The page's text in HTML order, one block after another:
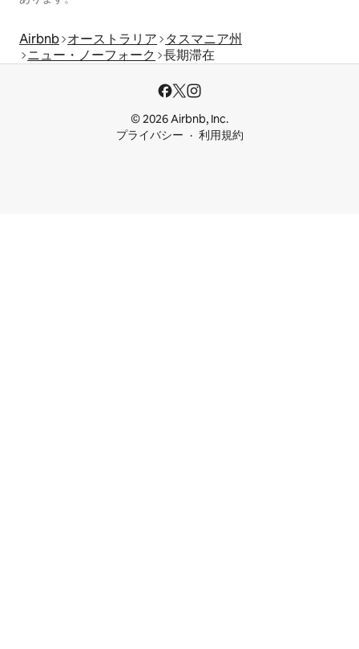
Airbnb オーストラリア
タスマニア州
ニュー・ノーフォーク
長期滞在
© 2026 Airbnb, Inc.
プライバシー
利用規約